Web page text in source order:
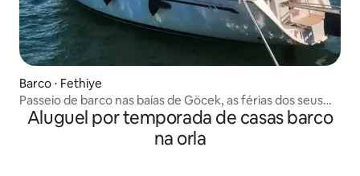
Barco ⋅ Fethiye
Passeio de barco nas baías de Göcek, as férias dos seus
sonhos
Aluguel por temporada de casas barco
na orla